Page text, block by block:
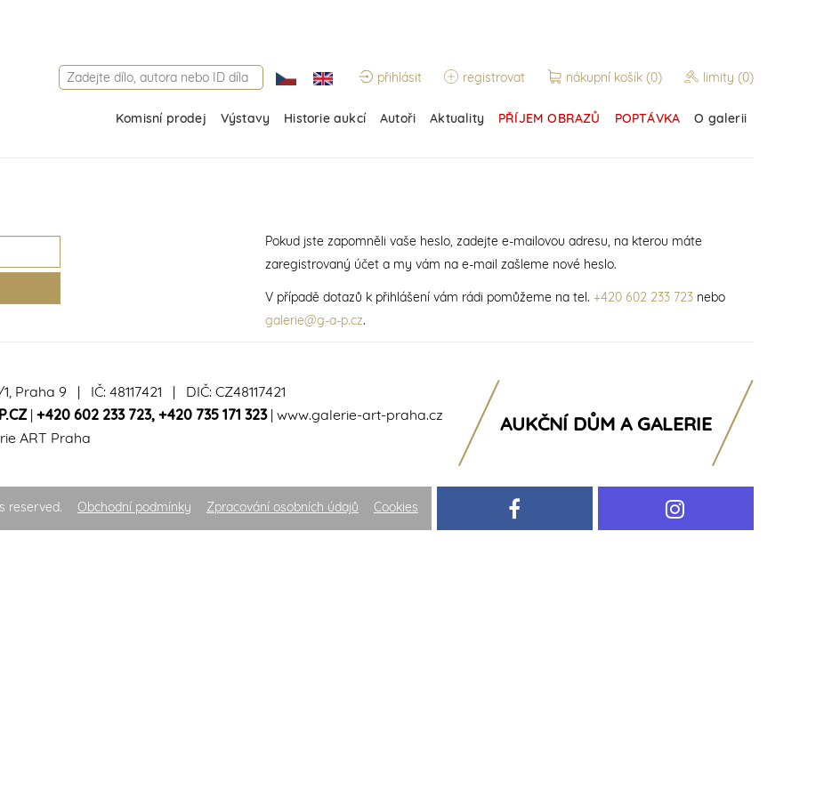
přihlásit registrovat nákupní košík (0) limity (0)
Komisní prodej Výstavy Historie aukcí Autoři Aktuality PŘÍJEM OBRAZŮ POPTÁVKA O galerii
Pokud jste zapomněli vaše heslo, zadejte e-mailovou adresu, na kterou máte
zaregistrovaný účet a my vám na e-mail zašleme nové heslo.
V případě dotazů k přihlášení vám rádi pomůžeme na tel. +420 602 233 723nebo
galerie@g-a-p.cz.
Praha 9 | IČ: 48117421 | DIČ: CZ48117421
| +420 602 233 723, +420 735 171 323| www.galerie-art-praha.cz
ART Praha
AUKČNÍ DŮM A GALERIE
reserved. Obchodní podmínky Zpracování osobních údajů Cookies